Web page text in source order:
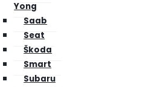
Yong
Saab
Seat
Škoda
Smart
Subaru